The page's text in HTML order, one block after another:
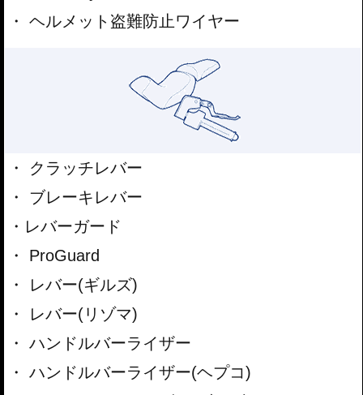
ヘルメット盗難防止ワイヤー
クラッチレバー
ブレーキレバー
レバーガード
ProGuard
レバー(ギルズ)
レバー(リゾマ)
ハンドルバーライザー
ハンドルバーライザー(ヘプコ)